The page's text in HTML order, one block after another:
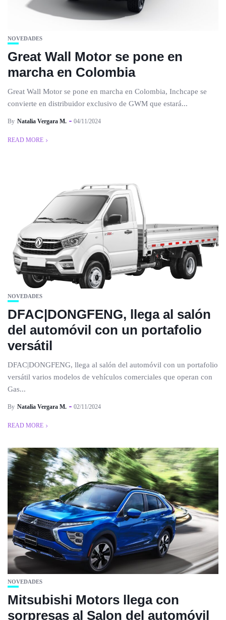
NOVEDADES
Great Wall Motor se pone en
marcha en Colombia
Great Wall Motor se pone en marcha en Colombia, Inchcape se
convierte en distribuidor exclusivo de GWM que estará...
By Natalia Vergara M. 04/11/2024
READ MORE
NOVEDADES
DFAC|DONGFENG, llega al salón
del automóvil con un portafolio
versátil
DFAC|DONGFENG, llega al salón del automóvil con un portafolio
versátil varios modelos de vehículos comerciales que operan con
Gas...
By Natalia Vergara M. 02/11/2024
READ MORE
NOVEDADES
Mitsubishi Motors llega con
sorpresas al Salon del automóvil